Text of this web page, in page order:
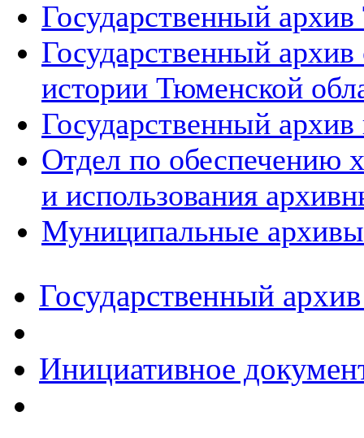
Государственный
Государственный
истории Тюменской
Государственный архив
Отдел по обеспечению
и использования
Муниципальные архивы
Государственный
Инициативное